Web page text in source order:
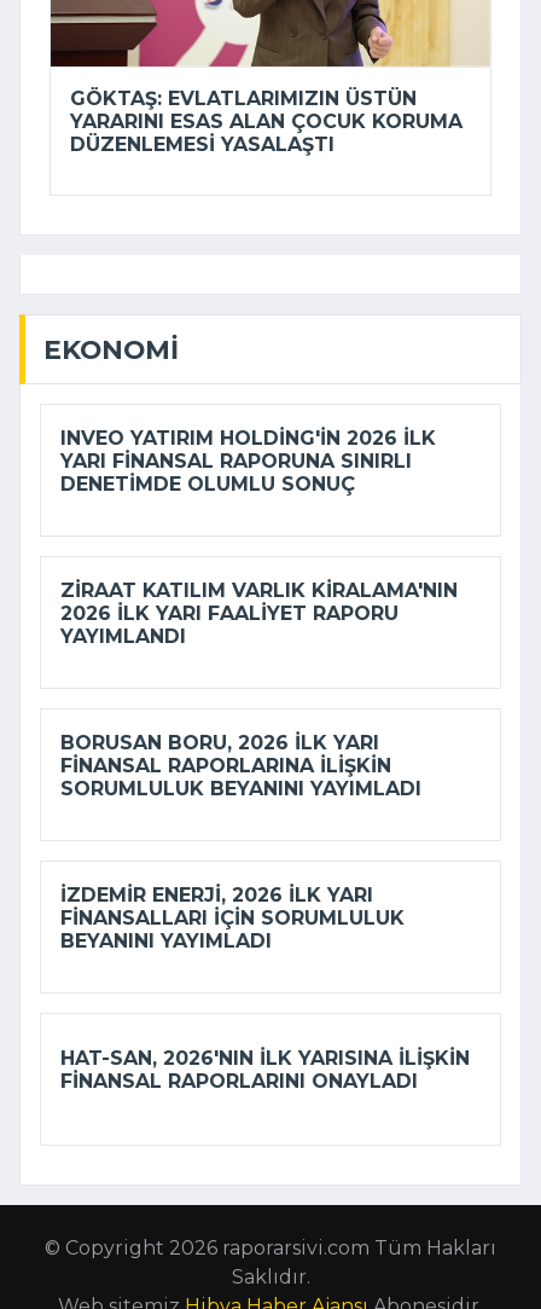
GÖKTAŞ: EVLATLARIMIZIN ÜSTÜN
YARARINI ESAS ALAN ÇOCUK KORUMA
DÜZENLEMESI YASALAŞTI
EKONOMI
INVEO YATIRIM HOLDING'IN 2026 ILK
YARI FINANSAL RAPORUNA SINIRLI
DENETIMDE OLUMLU SONUÇ
ZIRAAT KATILIM VARLIK KIRALAMA'NIN
2026 ILK YARI FAALIYET RAPORU
YAYIMLANDI
BORUSAN BORU, 2026 ILK YARI
FINANSAL RAPORLARINA ILIŞKIN
SORUMLULUK BEYANINI YAYIMLADI
İZDEMİR ENERJI, 2026 ILK YARI
FINANSALLARI IÇIN SORUMLULUK
BEYANINI YAYIMLADI
HAT-SAN, 2026'NIN ILK YARISINA ILIŞKIN
FINANSAL RAPORLARINI ONAYLADI
© Copyright 2026 raporarsivi.com Tüm Hakları
Saklıdır.